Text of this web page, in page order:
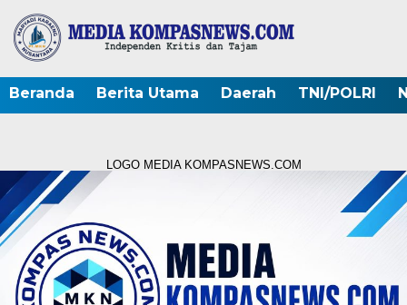
Beranda Berita Utama Daerah TNI/POLRI
LOGO MEDIA KOMPASNEWS.COM